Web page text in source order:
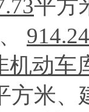
平方
、 914.24
机动车
方米、